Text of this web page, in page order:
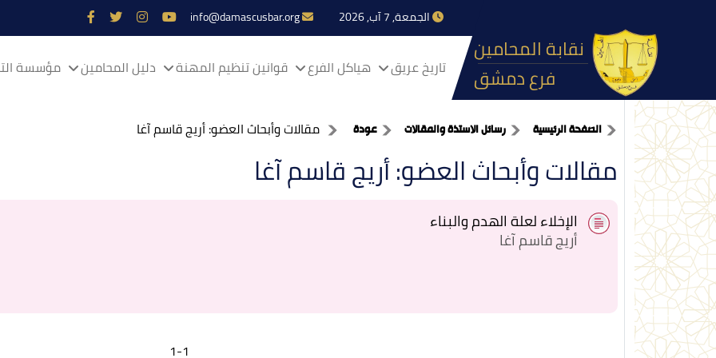
info@damascusbar.org الجمعة, 7 آب, 2026
تاريخ عريق هياكل الفرع قوانين تنظيم المهنة دليل المحامين مؤسسة
نقابة المحامين
فرع دمشق
الصفحة الرئيسية رسائل الاستذة والمقالات عودة مقالات وأبحاث العضو: أريج قاسم آغا
مقالات وأبحاث العضو: أريج قاسم آغا
الإخلاء لعلة الهدم والبناء
أريج قاسم آغا